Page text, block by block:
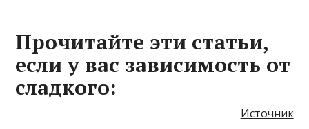
Прочитайте эти статьи,
если у вас зависимость от
сладкого:
Источник